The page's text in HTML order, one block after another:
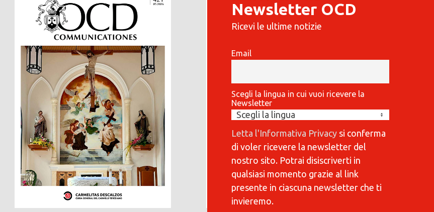
Newsletter OCD
Ricevi le ultime notizie
Email
Scegli la lingua in cui vuoi ricevere la
Newsletter
Letta l'Informativa Privacysi conferma
di voler ricevere la newsletter del
nostro sito. Potrai disiscriverti in
qualsiasi momento grazie al link
presente in ciascuna newsletter che ti
invieremo.